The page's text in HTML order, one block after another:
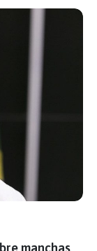
manchas